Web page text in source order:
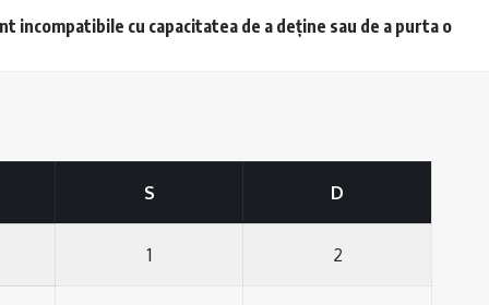
incompatibile cu capacitatea de a deține sau de a purta o
S D
1 2